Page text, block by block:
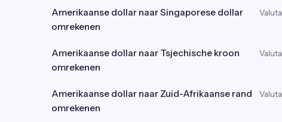
Amerikaanse dollar naar Singaporese dollar
omrekenen
Valuta
Amerikaanse dollar naar Tsjechische kroon
omrekenen
Valuta
Amerikaanse dollar naar Zuid-Afrikaanse rand
omrekenen
Valuta